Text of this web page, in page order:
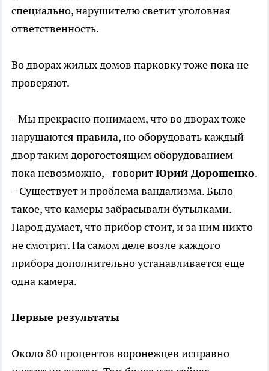
специально, нарушителю светит уголовная
ответственность.
Во дворах жилых домов парковку тоже пока не
проверяют.
- Мы прекрасно понимаем, что во дворах тоже
нарушаются правила, но оборудовать каждый
двор таким дорогостоящим оборудованием
пока невозможно, - говоритЮрий Дорошенко.
– Существует и проблема вандализма. Было
такое, что камеры забрасывали бутылками.
Народ думает, что прибор стоит, и за ним никто
не смотрит. На самом деле возле каждого
прибора дополнительно устанавливается еще
одна камера.
Первые результаты
Около 80 процентов воронежцев исправно